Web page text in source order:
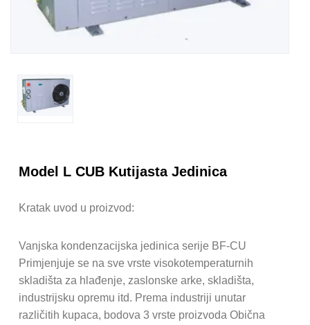
Model L CUB Kutijasta Jedinica
Kratak uvod u proizvod:
Vanjska kondenzacijska jedinica serije BF-CU
Primjenjuje se na sve vrste visokotemperaturnih
skladišta za hlađenje, zaslonske arke, skladišta,
industrijsku opremu itd. Prema industriji unutar
različitih kupaca, bodova 3 vrste proizvoda Obična